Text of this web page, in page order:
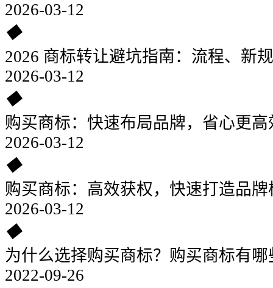
2026-03-12
◆
2026 商标转让避坑指南：流程、新
2026-03-12
◆
购买商标：快速布局品牌，省心更高
2026-03-12
◆
购买商标：高效获权，快速打造品
2026-03-12
◆
为什么选择购买商标？购买商标有
2022-09-26